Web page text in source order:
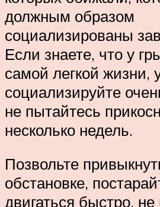
должным образом
социализированы
Если знаете, что у
самой легкой жизни,
социализируйте
не пытайтесь
несколько недель.
Позвольте
обстановке,
двигаться быстро, не